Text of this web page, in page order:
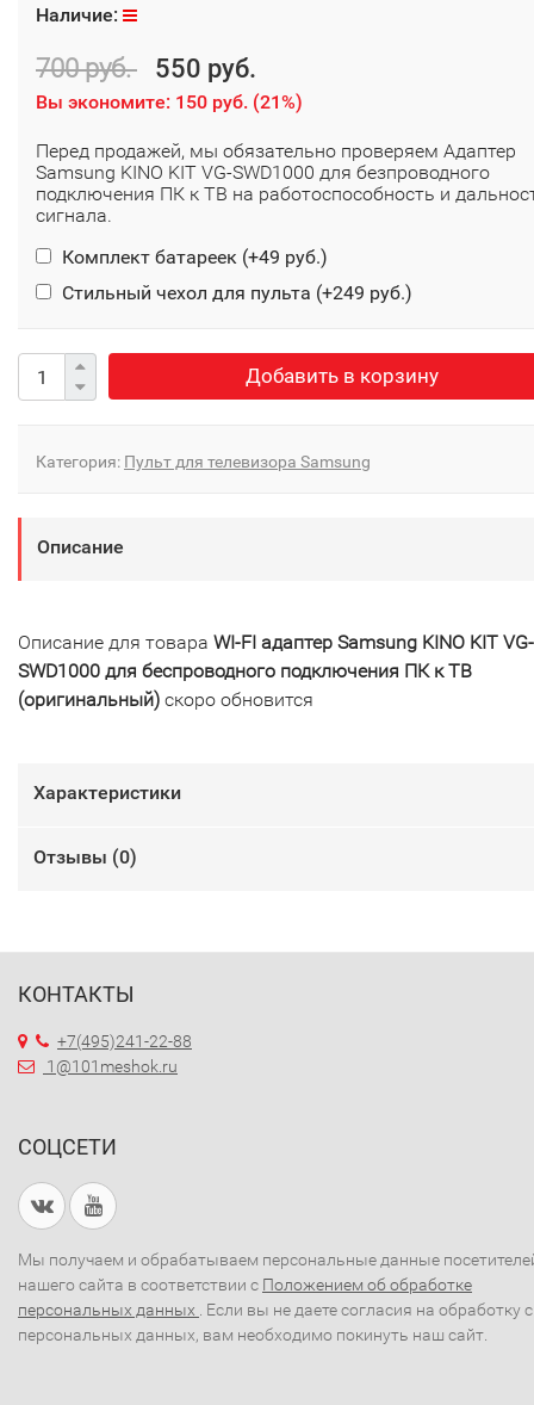
Наличие:
700 руб. 550 руб.
Вы экономите: 150 руб. (21%)
Перед продажей, мы обязательно проверяем Адаптер
Samsung KINO KIT VG-SWD1000 для безпроводного
подключения ПК к ТВ на работоспособность и
сигнала.
Комплект батареек (+49 руб.)
Стильный чехол для пульта (+249 руб.)
Добавить в корзину
Категория: Пульт для телевизора Samsung
Описание
Описание для товара WI-FI адаптер Samsung KINO KIT VG-
SWD1000 для беспроводного подключения ПК к ТВ
(оригинальный) скоро обновится
Характеристики
Отзывы (0)
КОНТАКТЫ
+7(495)241-22-88
1@101meshok.ru
СОЦСЕТИ
Мы получаем и обрабатываем персональные данные
нашего сайта в соответствии с Положением об обработке
персональных данных . Если вы не даете согласия на обработку
персональных данных, вам необходимо покинуть наш сайт.